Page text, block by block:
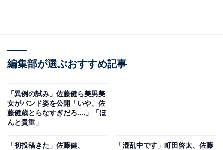
編集部が選ぶおすすめ記事
「異例の試み」佐藤健ら美男美
女がバンド姿を公開「いや、佐
藤健歳とらなすぎだろ....」「ほ
んと貴重」
「初投稿きた」佐藤健、
「混乱中です」町田啓太、佐藤